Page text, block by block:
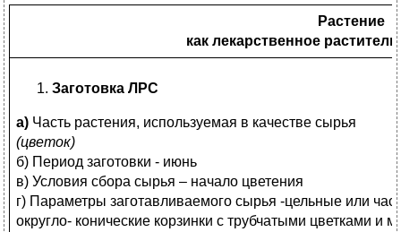
Растение
как лекарственное
Заготовка ЛРС
а) Часть растения, используемая в качестве сырья
(цветок)
б) Период заготовки - июнь
в) Условия сбора сырья – начало цветения
г) Параметры заготавливаемого сырья -цельные или
округло- конические корзинки с трубчатыми цветками и